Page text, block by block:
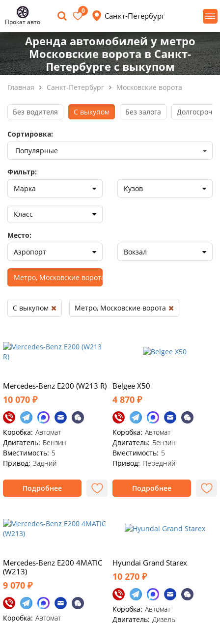
Прокат авто
0
Санкт-Петербург
Аренда автомобилей у метро
Московские ворота в Санкт-
Петербурге с выкупом
Главная Санкт-Петербург Московские ворота
Mercedes-Benz E200 (W213 R)
10 070 ₽
Коробка: Автомат
Двигатель: Бензин
Вместимость: 5
Привод: Задний
Подробнее
Belgee X50
4 870 ₽
Коробка: Автомат
Двигатель: Бензин
Вместимость: 5
Привод: Передний
Подробнее
Mercedes-Benz E200 4MATIC
(W213)
9 070 ₽
Коробка: Автомат
Hyundai Grand Starex
10 270 ₽
Коробка: Автомат
Двигатель: Дизель
Без водителя С выкупом Без залога
Сортировка:
Фильтр:
Марка
Кузов
Класс
Место:
Аэропорт
Вокзал
Метро, Московские ворота
С выкупом Метро, Московские ворота